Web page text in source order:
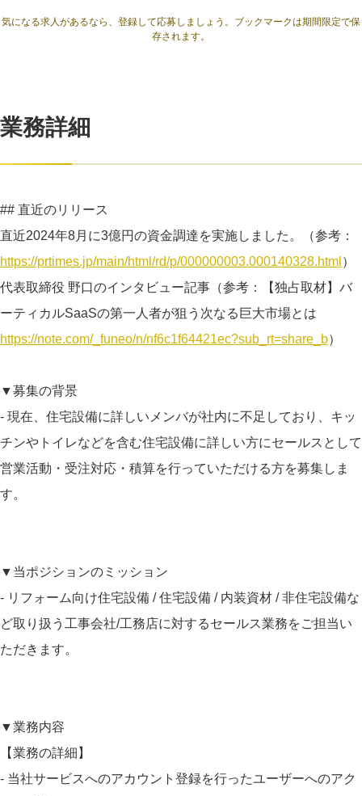
気になる求人があるなら、登録して応募しましょう。ブックマークは期間限定で保
存されます。
業務詳細
## 直近のリリース
直近2024年8月に3億円の資金調達を実施しました。（参考：
https://prtimes.jp/main/html/rd/p/000000003.000140328.html ）
代表取締役 野口のインタビュー記事（参考：【独占取材】バ
ーティカルSaaSの第一人者が狙う次なる巨大市場とは
https://note.com/_funeo/n/nf6c1f64421ec?sub_rt=share_b）
▼募集の背景
- 現在、住宅設備に詳しいメンバが社内に不足しており、キッ
チンやトイレなどを含む住宅設備に詳しい方にセールスとして
営業活動・受注対応・積算を行っていただける方を募集しま
す。
▼当ポジションのミッション
- リフォーム向け住宅設備 / 住宅設備 / 内装資材 / 非住宅設備な
ど取り扱う工事会社/工務店に対するセールス業務をご担当い
ただきます。
▼業務内容
【業務の詳細】
- 当社サービスへのアカウント登録を行ったユーザーへのアク